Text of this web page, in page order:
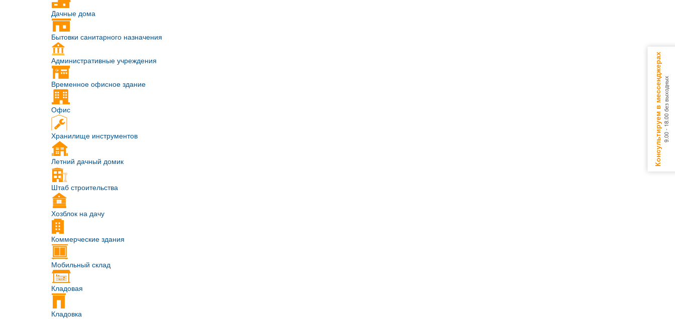
Консультируем в мессенджерах9.00 - 18.00 без выходных
Дачные дома
Бытовки санитарного назначения
Административные учреждения
Временное офисное здание
Офис
Хранилище инструментов
Летний дачный домик
Штаб строительства
Хозблок на дачу
Коммерческие здания
Мобильный склад
Кладовая
Кладовка